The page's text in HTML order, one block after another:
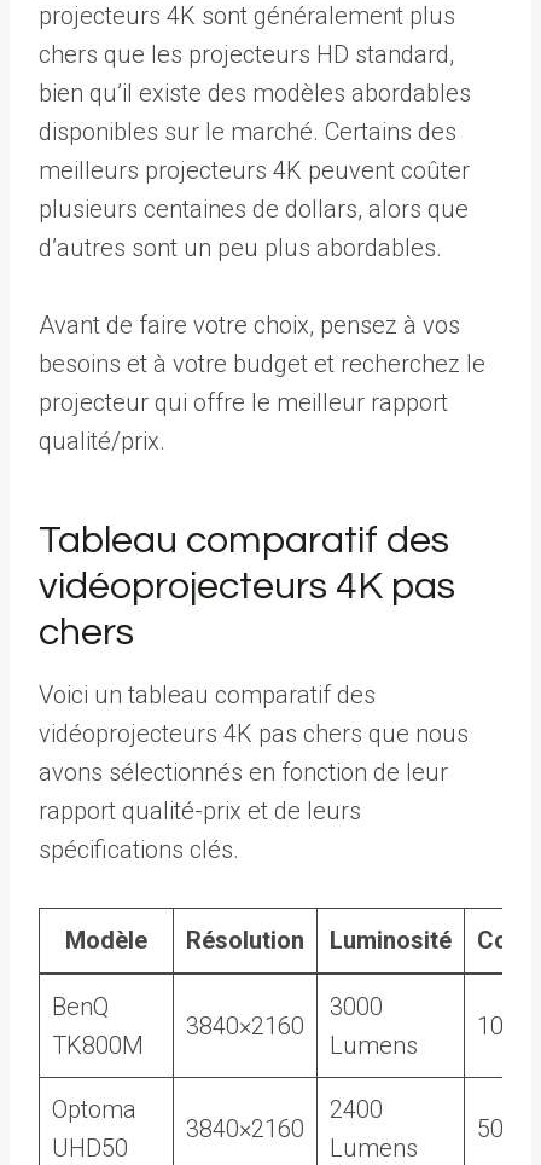
projecteurs 4K sont généralement plus
chers que les projecteurs HD standard,
bien qu’il existe des modèles abordables
disponibles sur le marché. Certains des
meilleurs projecteurs 4K peuvent coûter
plusieurs centaines de dollars, alors que
d’autres sont un peu plus abordables.
Avant de faire votre choix, pensez à vos
besoins et à votre budget et recherchez le
projecteur qui offre le meilleur rapport
qualité/prix.
Tableau comparatif des
vidéoprojecteurs 4K pas
chers
Voici un tableau comparatif des
vidéoprojecteurs 4K pas chers que nous
avons sélectionnés en fonction de leur
rapport qualité-prix et de leurs
spécifications clés.
Modèle Résolution Luminosité
BenQ
TK800M
3840×2160
3000
Lumens
10
Optoma
UHD50
3840×2160
2400
Lumens
500